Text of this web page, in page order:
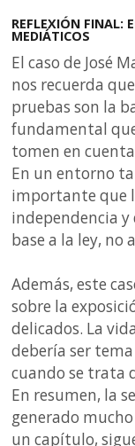
REFLEXIÓN FINAL:
MEDIÁTICOS
El caso de José
nos recuerda
pruebas son la
fundamental
tomen en
En un entorno
importante que
independencia y
base a la ley, no
Además, este
sobre la
delicados. La
debería ser
cuando se trata
En resumen, la
generado
un capítulo,